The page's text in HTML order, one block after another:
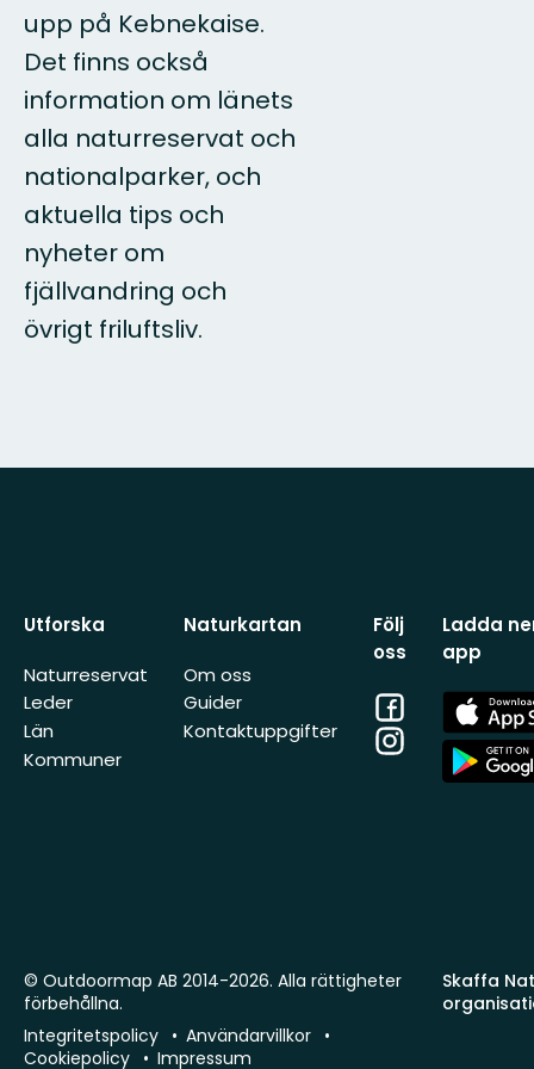
upp på Kebnekaise.
Det finns också
information om länets
alla naturreservat och
nationalparker, och
aktuella tips och
nyheter om
fjällvandring och
övrigt friluftsliv.
Utforska
Naturreservat
Leder
Län
Kommuner
Naturkartan
Om oss
Guider
Kontaktuppgifter
Följ
oss
Facebook
Instagram
Ladda
app
App
Store
App
Store
Skaffa
© Outdoormap AB 2014-2026. Alla rättigheter
förbehållna.
Integritetspolicy
Användarvillkor
Cookiepolicy
Impressum